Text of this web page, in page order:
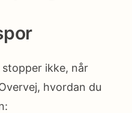
ikke, når
hvordan du